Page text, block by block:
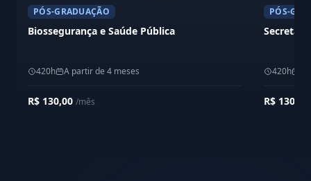
PÓS-GRADUAÇÃO
Biossegurança e Saúde Pública
420h A partir de 4 meses
R$ 130,00 /mês
PÓS-
420h
R$ 130,00